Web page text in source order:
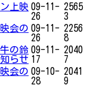
上映 09-11-
26
2565
3
会の 09-11-
26
2256
8
の鈴
らせ
09-11-
17
2040
7
会の 09-10-
28
2041
9